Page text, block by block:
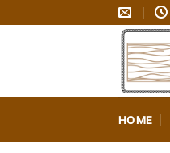
HOME